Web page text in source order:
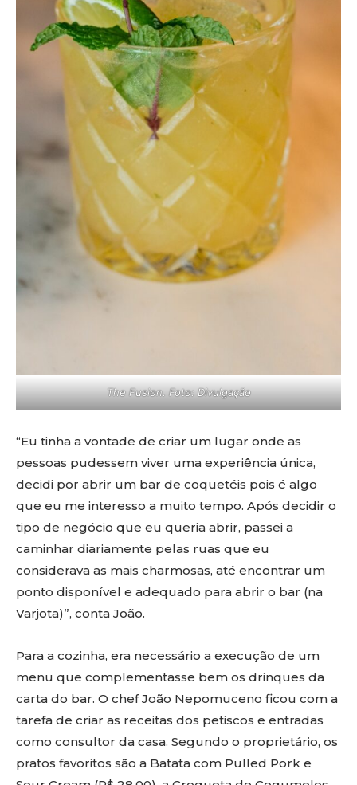
The Fusion. Foto: Divulgação
“Eu tinha a vontade de criar um lugar onde as
pessoas pudessem viver uma experiência única,
decidi por abrir um bar de coquetéis pois é algo
que eu me interesso a muito tempo. Após decidir o
tipo de negócio que eu queria abrir, passei a
caminhar diariamente pelas ruas que eu
considerava as mais charmosas, até encontrar um
ponto disponível e adequado para abrir o bar (na
Varjota)”, conta João.
Para a cozinha, era necessário a execução de um
menu que complementasse bem os drinques da
carta do bar. O chef João Nepomuceno ficou com a
tarefa de criar as receitas dos petiscos e entradas
como consultor da casa. Segundo o proprietário, os
pratos favoritos são a Batata com Pulled Pork e